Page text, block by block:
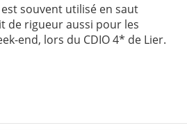
souvent utilisé en saut
de rigueur aussi pour les
end, lors du CDIO 4* de Lier.